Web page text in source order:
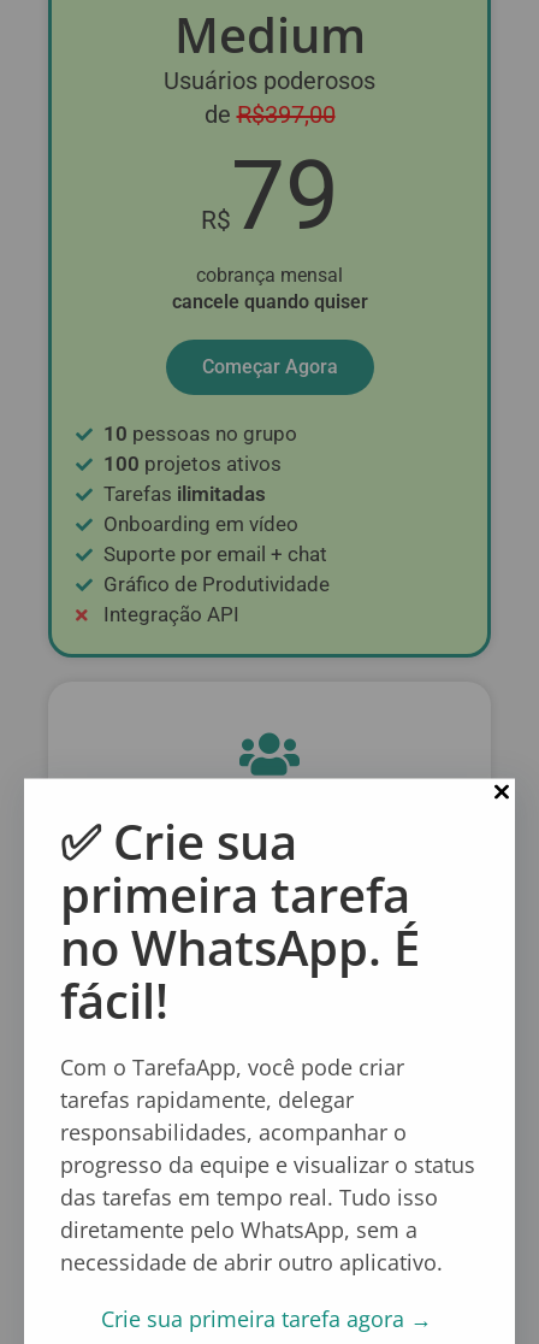
Medium
Usuários poderosos
deR$397,00
R$79
cobrança mensal
cancele quando quiser
Começar Agora
10 pessoas no grupo
100 projetos ativos
Tarefas ilimitadas
Onboarding em vídeo
Suporte por email + chat
Gráfico de Produtividade
Integração API
Large
Para empresas
deR$997,00
139
cobrança mensal
cancele quando quiser
Começar Agora
ilimitadas
Projetosilimitados
Tarefasilimitadas
Onboarding guiado
Suporte email + chat + wpp
✅ Crie sua
primeira tarefa
no WhatsApp. É
fácil!
Com o TarefaApp, você pode criar
tarefas rapidamente, delegar
responsabilidades, acompanhar o
progresso da equipe e visualizar o status
das tarefas em tempo real. Tudo isso
diretamente pelo WhatsApp, sem a
necessidade de abrir outro aplicativo.
Crie sua primeira tarefa agora →